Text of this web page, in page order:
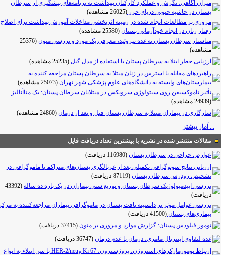
میزان آگاهی، نگرش و عملکرد کارکنان بهداشت به برنامه‌های پیشگیری از سرطان
پستان در حاشیه جنوبی دریای خزر
مروری بر مطالعات انجام شده در زمینه اثربخشی مداخلات آموزش بهداشت برای اصلاح
رفتار زنان در انجام خودآزمایی پستان (25580 مشاهده)
متاستاز سرطان پستان به غده تیروئید، معرفی یک مورد و بررسی متون (25376
مشاهده)
ارزیابی خطر ابتلا به سرطان پستان با استفاده از مدل گیل (25235 مشاهده)
راهبردهای مقابله با استرس در زنان مبتلا به سرطان پستان مراجعه کننده به
بیمارستان‌های وابسته به دانشگاه‌های علوم پزشکی شهر تهران (25073 مشاهده)
تأثیر تاموکسیفن روی سیتولوژی سرویکس در مبتلایان سرطان پستان: یک متاآنالیز
(24939 مشاهده)
سازگاری در بیماران مبتلا به سرطان پستان قبل و بعد از درمان (24860 مشاهده)
... آمار بیشتر
مقالات منتشر شده در نشریه با بیشترین تعداد دریافت فایل
عوارض جراحی در سرطان پستان (116980 دریافت)
ارزیابی نتایج سونوگرافی تکمیلی بعد از غربالگری پستان‌های متراکم با ماموگرافی در
تشخیص زودرس سرطان پستان (87119 دریافت)
بررسی اپیدمیولوژیک سرطان پستان و توزیع سنی بیماران در یک بازه ده ساله (43392
دریافت)
بررسی عوامل موثر بر دانسیته بافت پستان در ماموگرافی بیماران مراجعه‌کننده به مرکز
بیماری‌های پستان(41500 دریافت)
تومور فیلودس پستان: گزارش موارد و مروری بر متون (37415 دریافت)
غده لنفاوی اینترنال مامری، درمان یا عدم درمان (36747 دریافت)
ارتباط تومورمارکرهای استروژن، پروژسترون، Ki 67 وHER-2/neu با سن ابتلاء به انواع